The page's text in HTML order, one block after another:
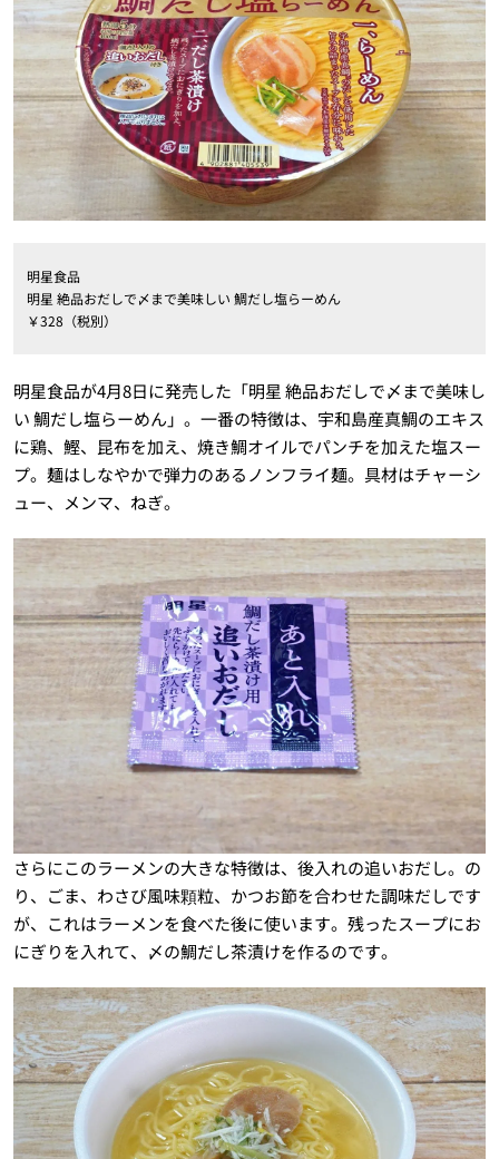
明星食品
明星 絶品おだしで〆まで美味しい 鯛だし塩らーめん
￥328（税別）
明星食品が4月8日に発売した「明星 絶品おだしで〆まで美味し
い 鯛だし塩らーめん」。一番の特徴は、宇和島産真鯛のエキス
に鶏、鰹、昆布を加え、焼き鯛オイルでパンチを加えた塩スー
プ。麺はしなやかで弾力のあるノンフライ麺。具材はチャーシ
ュー、メンマ、ねぎ。
さらにこのラーメンの大きな特徴は、後入れの追いおだし。の
り、ごま、わさび風味顆粒、かつお節を合わせた調味だしです
が、これはラーメンを食べた後に使います。残ったスープにお
にぎりを入れて、〆の鯛だし茶漬けを作るのです。